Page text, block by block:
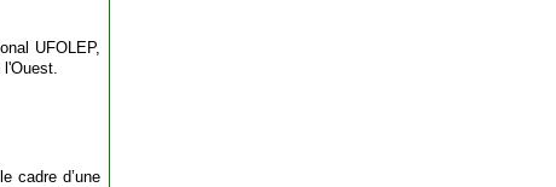
UFOLEP,
l'Ouest.
cadre d’une